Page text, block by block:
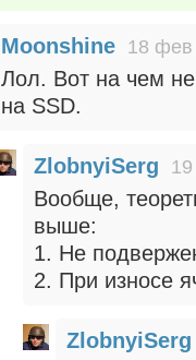
Moonshine 18 фев
Лол. Вот на чем
на SSD.
ZlobnyiSerg
Вообще,
выше:
1. Не
2. При износе
ZlobnyiSerg